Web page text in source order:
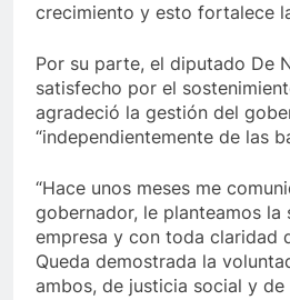
crecimiento y esto fortalece
Por su parte, el diputado De
satisfecho por el
agradeció la gestión del
“independientemente de las
“Hace unos meses me
gobernador, le planteamos la
empresa y con toda claridad
Queda demostrada la
ambos, de justicia social y de